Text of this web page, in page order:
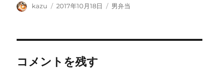
投
kazu
投
2017年10月18日
カ
男弁当
コメントを残す